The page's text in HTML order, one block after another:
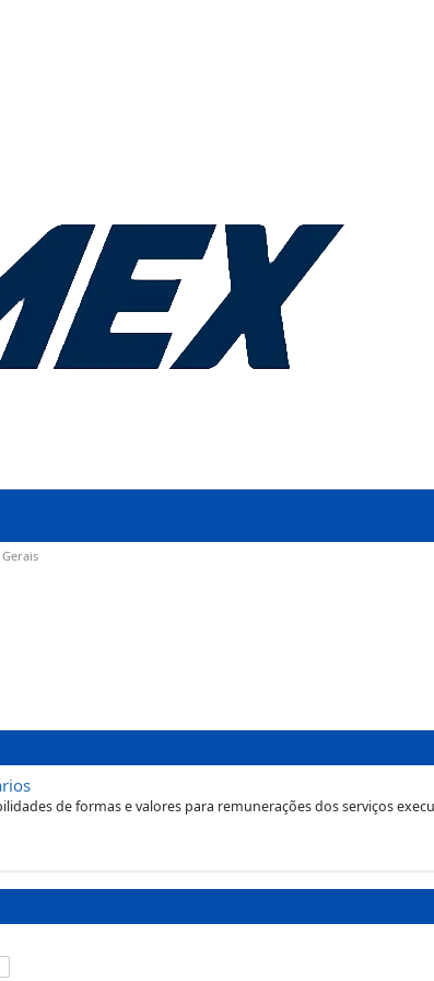
Gerais
de formas e valores para remunerações dos serviços